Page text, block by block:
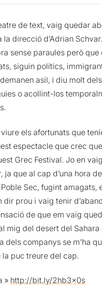
de text, vaig quedar
la direcció d’Adrian
sense paraules però que
siguin polítics,
asil, i diu molt
o acollint-los
els afortunats que
espectacle que crec
Grec Festival. Jo en
ja que al cap d’una hora
Sec, fugint amagats,
dir prou i vaig tenir
de que em vaig
mig del desert del Sahara
dels companys se m’ha
puc treure del cap.
» http://bit.ly/2hb3x0s